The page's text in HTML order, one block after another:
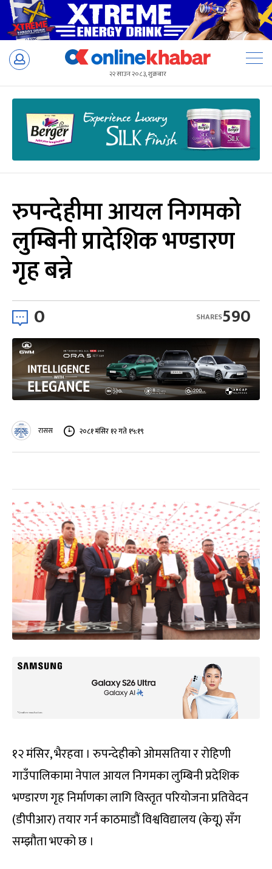
Skip
२२ साउन २०८३, शुक्रबार
रुपन्देहीमा आयल निगमको
लुम्बिनी प्रादेशिक भण्डारण
गृह बन्ने
0 590
SHARES
रासस २०८१ मंसिर १२ गते १५:१९
१२ मंसिर, भैरहवा । रुपन्देहीको ओमसतिया र रोहिणी
गाउँपालिकामा नेपाल आयल निगमका लुम्बिनी प्रदेशिक
भण्डारण गृह निर्माणका लागि विस्तृत परियोजना प्रतिवेदन
(डीपीआर) तयार गर्न काठमाडौं विश्वविद्यालय (केयू) सँग
सम्झौता भएको छ ।